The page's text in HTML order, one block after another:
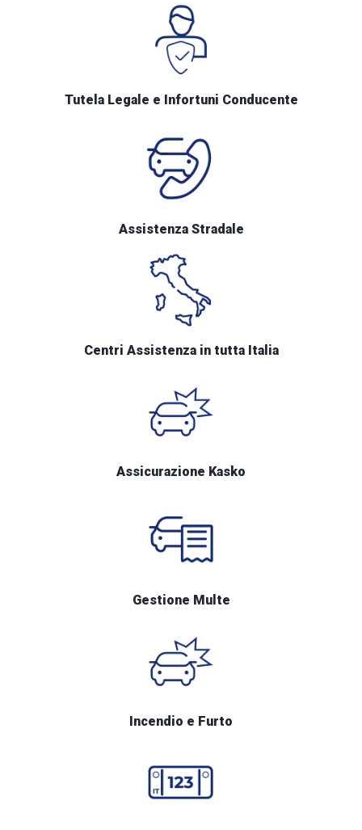
Tutela Legale e Infortuni Conducente
Assistenza Stradale
Centri Assistenza in tutta Italia
Assicurazione Kasko
Gestione Multe
Incendio e Furto